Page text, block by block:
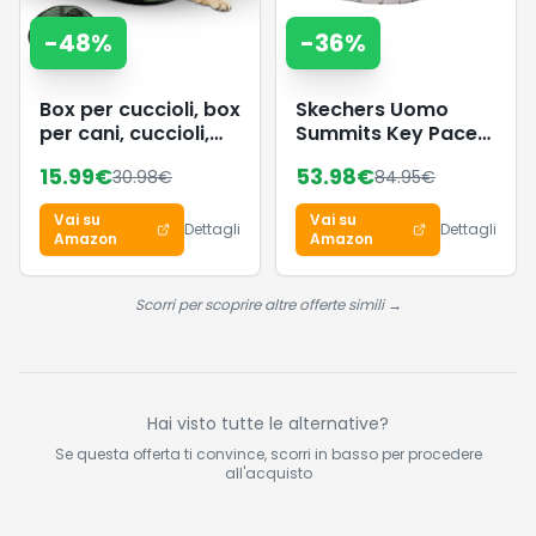
-48%
Box per cuccioli, box
per cani, cuccioli,
gatti, conigli,
beccuccio (stile 2 –
verde)
15.99€30.98€
Vai su
Amazon
Dettagli
-36%
Skechers Uomo
Summits Key Pace
Navy Mesh, 39.5 EU
53.98€84.95€
Vai su
Amazon
Dettagli
Scorri per scoprire altre offerte simili →
Hai visto tutte le alternative?
Se questa offerta ti convince, scorri in basso per procedere
all'acquisto